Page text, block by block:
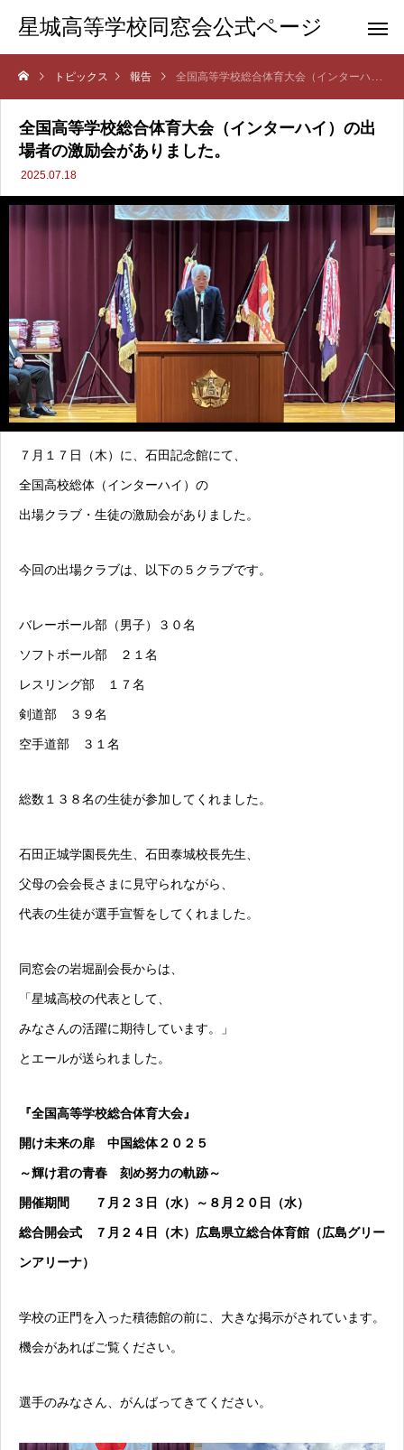
星城高等学校同窓会公式ページ
トピックス 報告 全国高等学校総合体育大会（インターハイ）の出場者の激励会がありました。
全国高等学校総合体育大会（インターハイ）の出
場者の激励会がありました。
2025.07.18
７月１７日（木）に、石田記念館にて、
全国高校総体（インターハイ）の
出場クラブ・生徒の激励会がありました。
今回の出場クラブは、以下の５クラブです。
バレーボール部（男子）３０名
ソフトボール部 ２１名
レスリング部 １７名
剣道部 ３９名
空手道部 ３１名
総数１３８名の生徒が参加してくれました。
石田正城学園長先生、石田泰城校長先生、
父母の会会長さまに見守られながら、
代表の生徒が選手宣誓をしてくれました。
同窓会の岩堀副会長からは、
「星城高校の代表として、
みなさんの活躍に期待しています。」
とエールが送られました。
『全国高等学校総合体育大会』
開け未来の扉 中国総体２０２５
～輝け君の青春 刻め努力の軌跡～
開催期間 ７月２３日（水）～８月２０日（水）
総合開会式 ７月２４日（木）広島県立総合体育館（広島グリー
ンアリーナ）
学校の正門を入った積徳館の前に、大きな掲示がされています。
機会があればご覧ください。
選手のみなさん、がんばってきてください。